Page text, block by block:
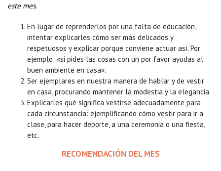
este mes.
En lugar de reprenderlos por una falta de educación,
intentar explicarles cómo ser más delicados y
respetuosos y explicar porque conviene actuar así. Por
ejemplo: «si pides las cosas con un por favor ayudas al
buen ambiente en casa».
Ser ejemplares en nuestra manera de hablar y de vestir
en casa, procurando mantener la modestia y la elegancia.
Explicarles qué significa vestirse adecuadamente para
cada circunstancia: ejemplificando cómo vestir para ir a
clase, para hacer deporte, a una ceremonia o una fiesta,
etc.
RECOMENDACIÓN DEL MES